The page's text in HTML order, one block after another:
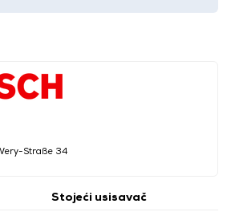
Straße 34
Stojeći usisavač